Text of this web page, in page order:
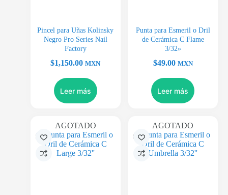
Pincel para Uñas Kolinsky
Negro Pro Series Nail
Factory
$1,150.00 MXN
Leer más
Punta para Esmeril o Dril
de Cerámica C Flame
3/32»
$49.00 MXN
Leer más
AGOTADO AGOTADO